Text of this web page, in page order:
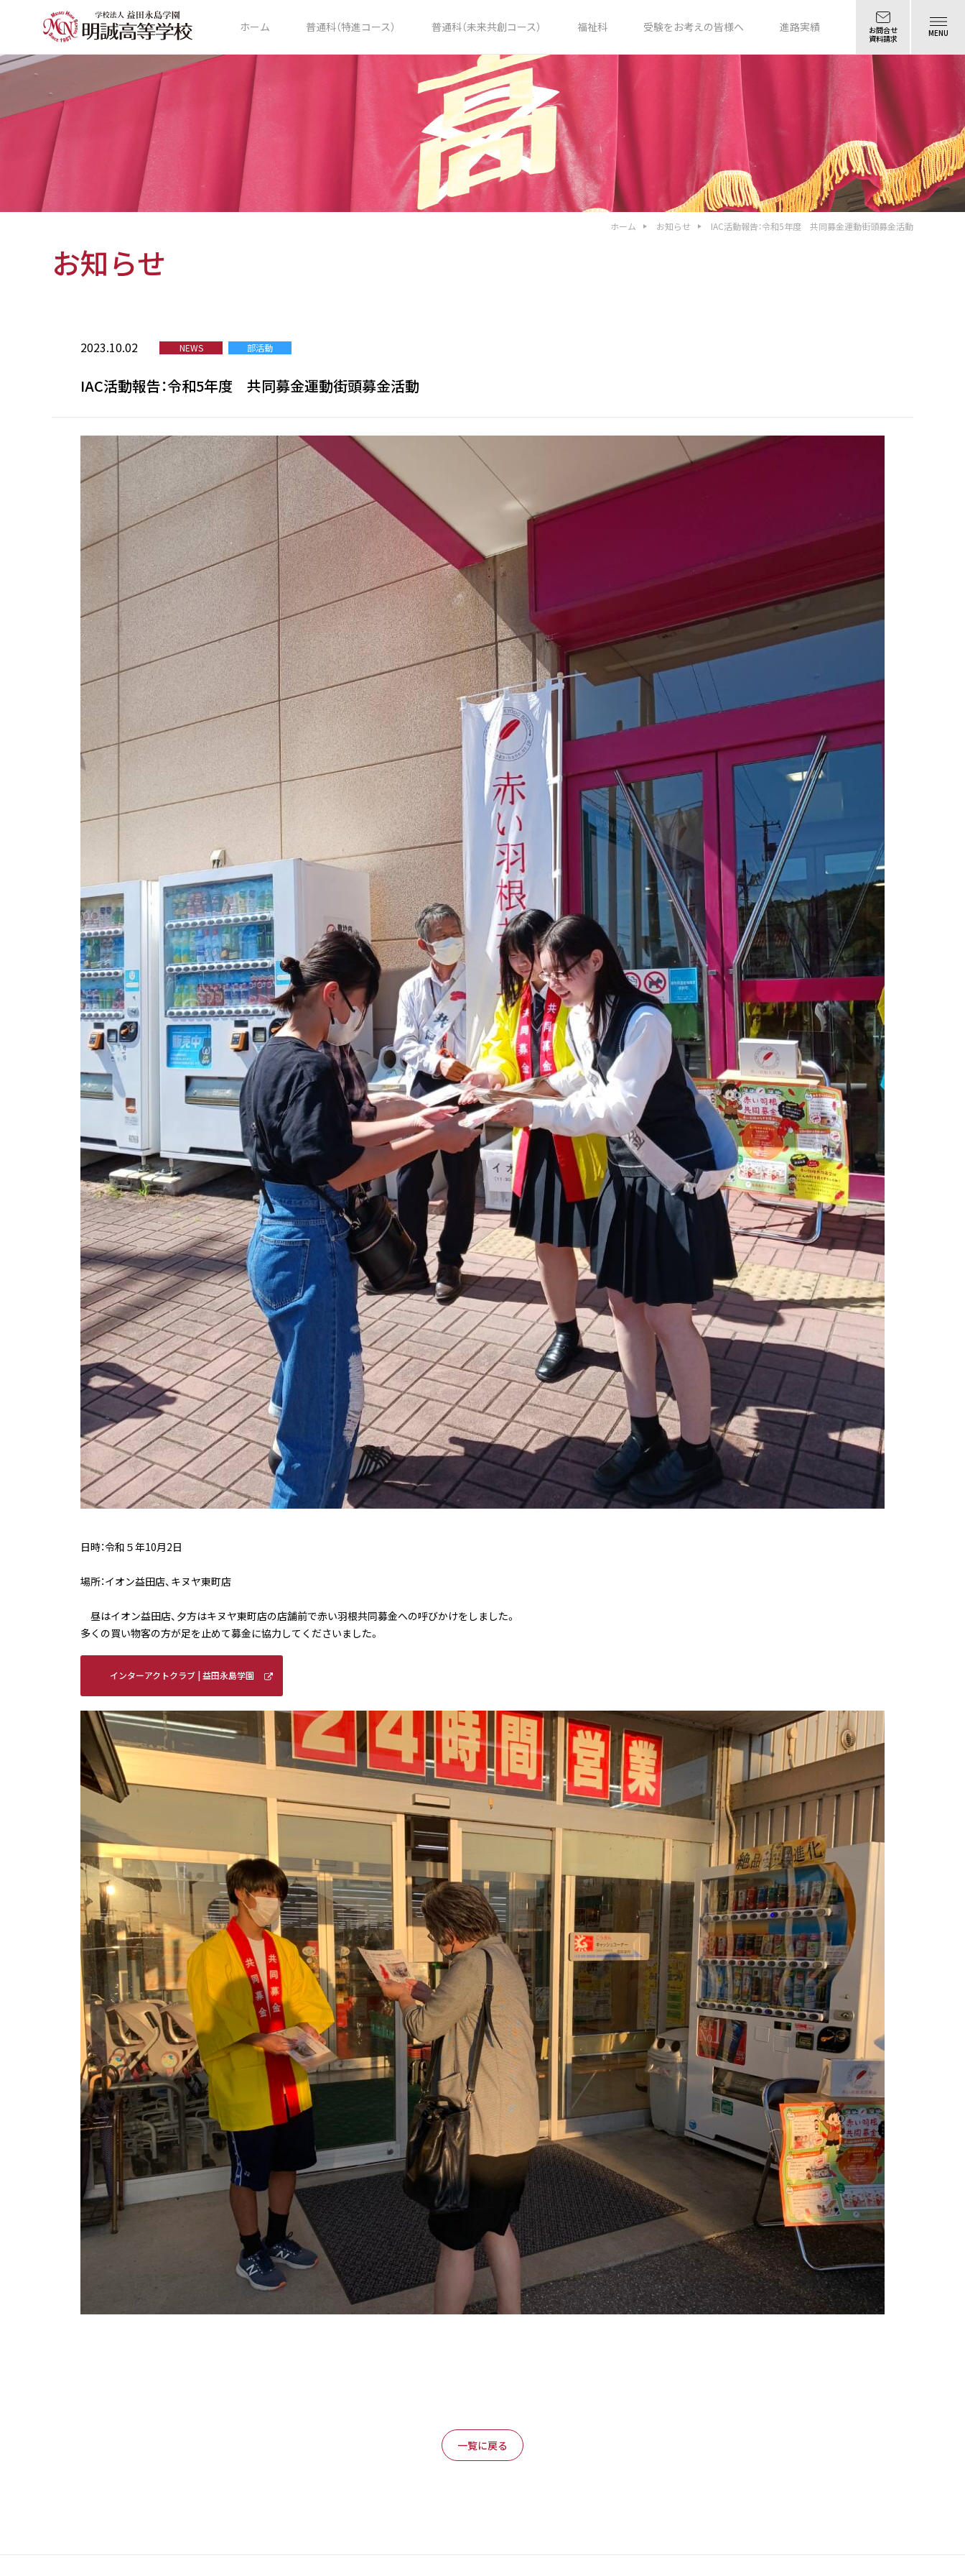
ホーム 普通科（特進コース） 普通科（未来共創コース） 福祉科 受験をお考えの皆様へ 進路実績
お問合せ
資料請求
MENU
ホーム お知らせ IAC活動報告：令和5年度 共同募金運動街頭募金活動
お知らせ
2023.10.02 NEWS 部活動
IAC活動報告：令和5年度 共同募金運動街頭募金活動
日時：令和５年10月2日
場所：イオン益田店、キヌヤ東町店
昼はイオン益田店、夕方はキヌヤ東町店の店舗前で赤い羽根共同募金への呼びかけをしました。
多くの買い物客の方が足を止めて募金に協力してくださいました。
インターアクトクラブ | 益田永島学園
明誠高等学校 (meisei-masuda.ed.jp)
一覧に戻る